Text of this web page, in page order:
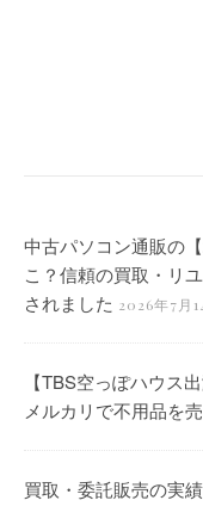
中古パソコン通販の
こ？信頼の買取・リ
されました 2026年7月
【TBS空っぽハウス
メルカリで不用品を
買取・委託販売の実